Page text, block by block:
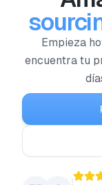
Empieza
encuentra tu